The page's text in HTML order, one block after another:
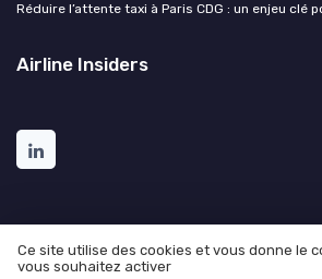
Réduire l’attente taxi à Paris CDG : un enjeu clé
Airline Insiders
Mentions légales
Ce site utilise des cookies et vous donne le
vous souhaitez activer